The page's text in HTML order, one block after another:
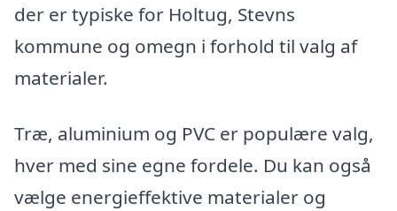
der er typiske for Holtug, Stevns
kommune og omegn i forhold til valg af
materialer.
Træ, aluminium og PVC er populære valg,
hver med sine egne fordele. Du kan også
vælge energieffektive materialer og